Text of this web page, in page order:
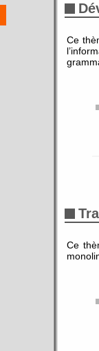
Ce
Ce